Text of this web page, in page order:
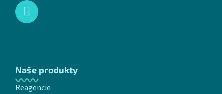
Naše produkty
Reagencie